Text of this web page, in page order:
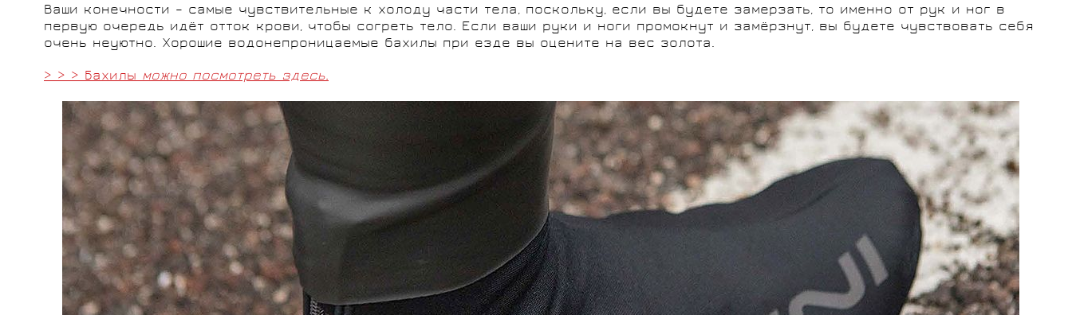
Ваши конечности – самые чувствительные к холоду части тела, поскольку, если вы будете замерзать, то именно от рук и ног в
первую очередь идёт отток крови, чтобы согреть тело. Если ваши руки и ноги промокнут и замёрзнут, вы будете чувствовать себя
очень неуютно. Хорошие водонепроницаемые бахилы при езде вы оцените на вес золота.
> > > Бахилыможно посмотреть здесь.